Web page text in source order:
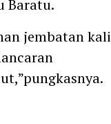
Baratu.
jembatan kali